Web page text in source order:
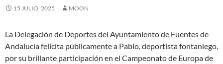
15 JULIO, 2025 MOON
La Delegación de Deportes del Ayuntamiento de Fuentes de
Andalucía felicita públicamente a Pablo, deportista fontaniego,
por su brillante participación en el Campeonato de Europa de